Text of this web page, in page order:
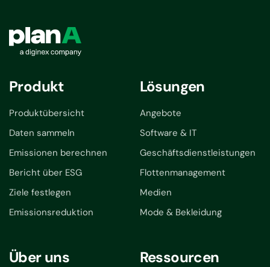
Produkt
Produktübersicht
Daten sammeln
Emissionen berechnen
Bericht über ESG
Ziele festlegen
Emissionsreduktion
Lösungen
Angebote
Software & IT
Geschäftsdienstleistungen
Flottenmanagement
Medien
Mode & Bekleidung
Über uns Ressourcen